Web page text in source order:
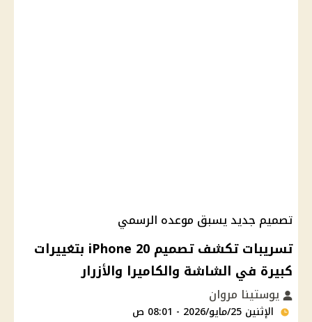
تصميم جديد يسبق موعده الرسمي
تسريبات تكشف تصميم iPhone 20 بتغييرات
كبيرة في الشاشة والكاميرا والأزرار
يوستينا مروان
الإثنين 25/مايو/2026 - 08:01 ص